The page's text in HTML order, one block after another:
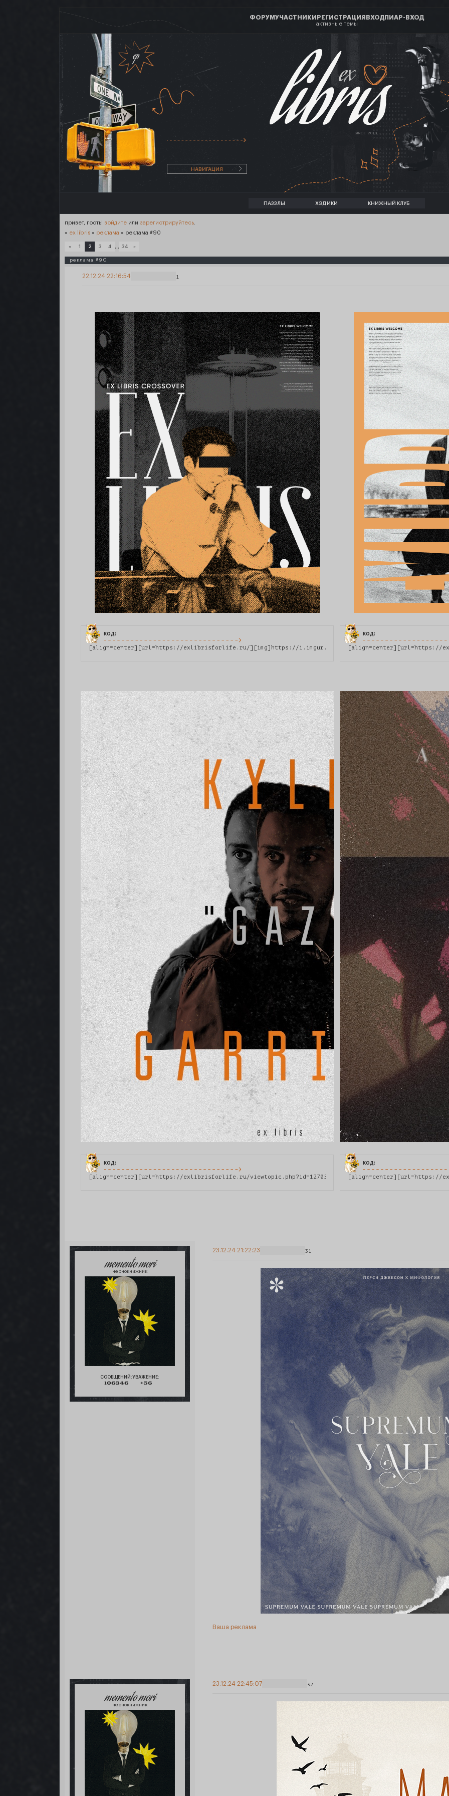
ФОРУМ УЧАСТНИКИ РЕГИСТРАЦИЯ ВХОД ПИАР-ВХОД
активные темы
ex
SINCE 2019
НАВИГАЦИЯ
ПАЗЗЛЫ ХЭДИКИ КНИЖНЫЙ КЛУБ
привет, гость! войдите или зарегистрируйтесь
» ex libris » реклама » реклама #90
« 1 2 3 4 … 34 »
реклама #90
1
22.12.24 22:16:54
код:
[align=center][url=https://exlibrisforlife.ru/][img]https://i.imgur.com/tdddjua.png[/img][/url][/
код:
[align=center][url=https://
код: код:
memento mori
чернокнижник
СООБЩЕНИЙ:
106346
УВАЖЕНИЕ:
+56
31
23.12.24 21:22:23
Ваша реклама
memento mori
чернокнижник
32
23.12.24 22:45:07